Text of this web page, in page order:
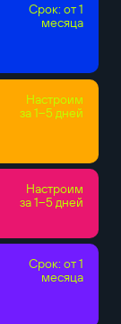
Срок: от 1
месяца
Настроим
за 1–5 дней
Настроим
за 1–5 дней
Срок: от 1
месяца